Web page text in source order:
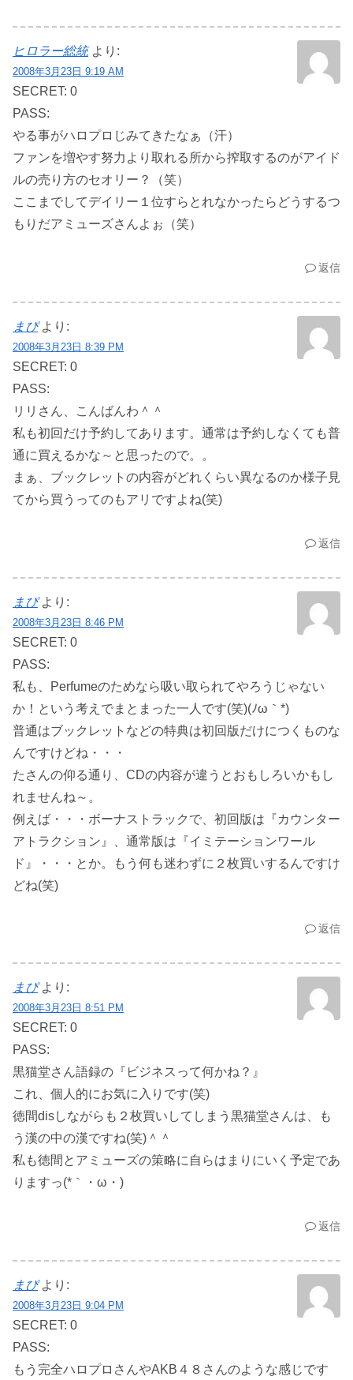
ヒロラー総統 より:
2008年3月23日 9:19 AM
SECRET: 0
PASS:
やる事がハロプロじみてきたなぁ（汗）
ファンを増やす努力より取れる所から搾取するのがアイド
ルの売り方のセオリー？（笑）
ここまでしてデイリー１位すらとれなかったらどうするつ
もりだアミューズさんよぉ（笑）
返信
まぴ より:
2008年3月23日 8:39 PM
SECRET: 0
PASS:
リリさん、こんばんわ＾＾
私も初回だけ予約してあります。通常は予約しなくても普
通に買えるかな～と思ったので。。
まぁ、ブックレットの内容がどれくらい異なるのか様子見
てから買うってのもアリですよね(笑)
返信
まぴ より:
2008年3月23日 8:46 PM
SECRET: 0
PASS:
私も、Perfumeのためなら吸い取られてやろうじゃない
か！という考えでまとまった一人です(笑)(ﾉω｀*)
普通はブックレットなどの特典は初回版だけにつくものな
んですけどね・・・
たさんの仰る通り、CDの内容が違うとおもしろいかもし
れませんね～。
例えば・・・ボーナストラックで、初回版は『カウンター
アトラクション』、通常版は『イミテーションワール
ド』・・・とか。もう何も迷わずに２枚買いするんですけ
どね(笑)
返信
まぴ より:
2008年3月23日 8:51 PM
SECRET: 0
PASS:
黒猫堂さん語録の『ビジネスって何かね？』
これ、個人的にお気に入りです(笑)
徳間disしながらも２枚買いしてしまう黒猫堂さんは、も
う漢の中の漢ですね(笑)＾＾
私も徳間とアミューズの策略に自らはまりにいく予定であ
りますっ(*｀・ω・)ゞ
返信
まぴ より:
2008年3月23日 9:04 PM
SECRET: 0
PASS:
もう完全ハロプロさんやAKB４８さんのような感じです